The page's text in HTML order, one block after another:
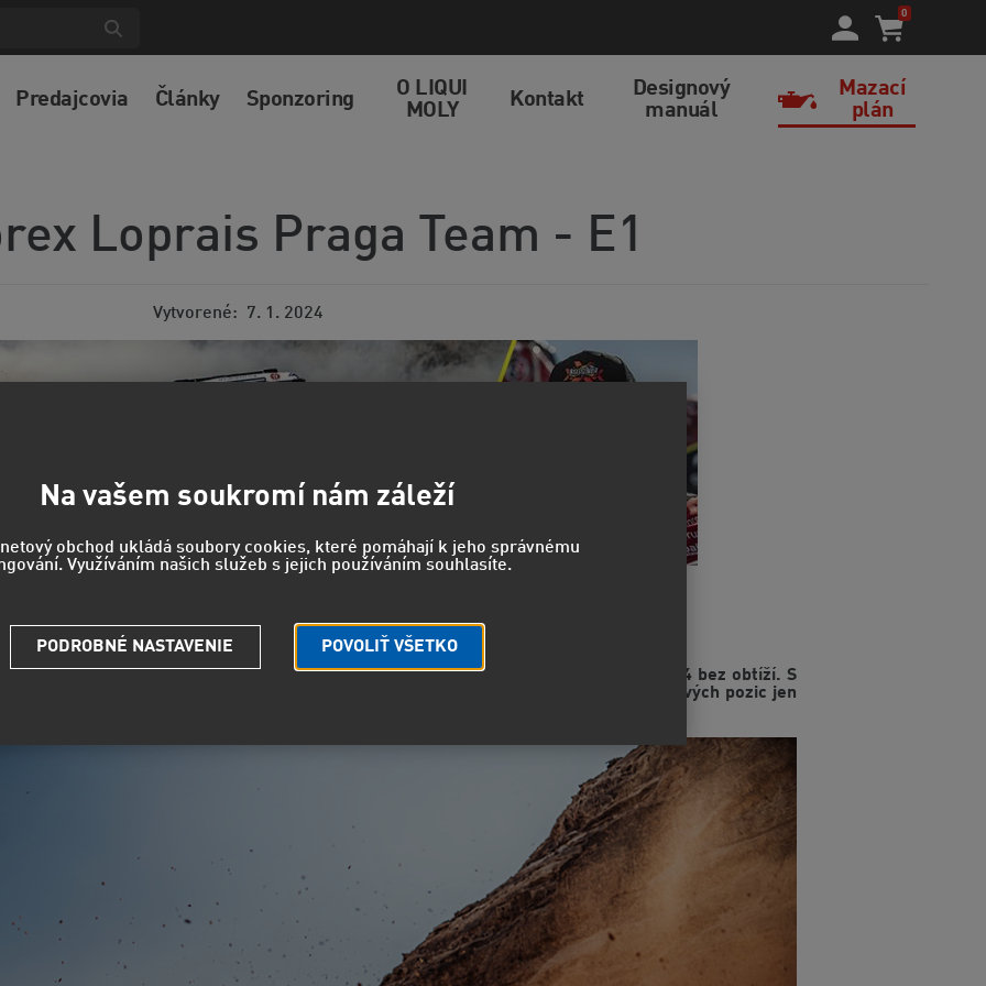
0
Predajcovia Články Sponzoring
O LIQUI
MOLY
Kontakt
Designový
manuál
Mazací
plán
Loprais Praga Team - E1
Vytvorené 7. 1. 2024
první etapě těsně za medailovými pozicemi
zvládla posádka Instaforex Loprais Praga Teamu úvodní etapu Rally Dakar 2024 bez obtíží. S
kabině i její černo-červená Praga, kterou po prvním dlouhém dnu dělí od medailových pozic jen
Na vašem soukromí nám záleží
obchod ukládá soubory cookies, které pomáhají k jeho správnému
Využíváním našich služeb s jejich používáním souhlasíte.
POVOLIŤ VŠETKO
PODROBNÉ NASTAVENIE